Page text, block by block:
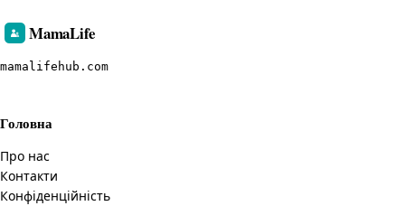
MamaLife
mamalifehub.com
Головна
Про нас
Контакти
Конфіденційність